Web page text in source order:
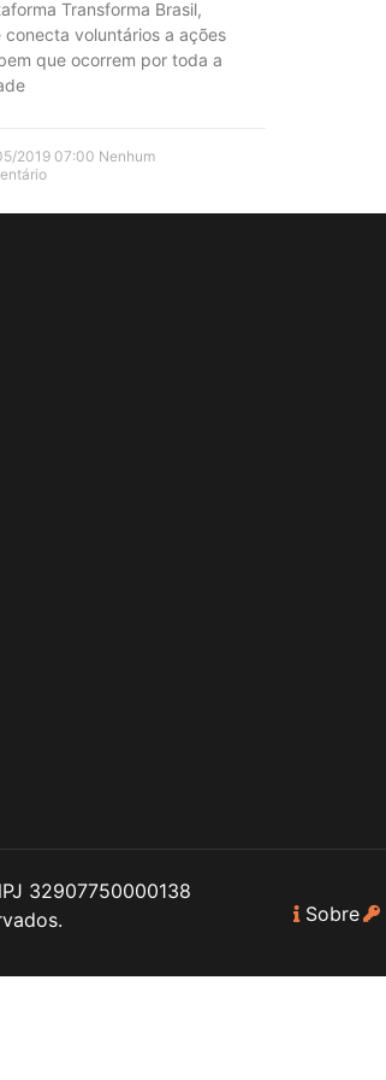
Transforma Brasil,
conecta voluntários a ações
que ocorrem por toda a
2019 07:00 Nenhum
32907750000138
Sobre